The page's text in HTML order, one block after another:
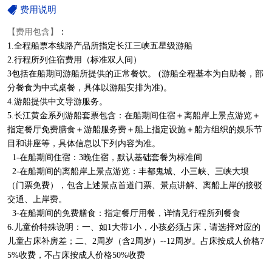
费用说明
【费用包含】
：
1.全程船票本线路产品所指定长江三峡五星级游船
2.行程所列住宿费用（标准双人间 ）
3包括在船期间游船所提供的正常餐饮。 (游船全程基本为自助餐，部
分餐食为中式桌餐，具体以游船安排为准)。
4.游船提供中文导游服务。
5.长江黄金系列游船套票包含：在船期间住宿＋离船岸上景点游览＋
指定餐厅免费膳食＋游船服务费＋船上指定设施＋船方组织的娱乐节
目和讲座等，具体信息以下列内容为准。
1-在船期间住宿：3晚住宿，默认基础套餐为标准间
2-在船期间的离船岸上景点游览：丰都鬼城、小三峡、三峡大坝
（门票免费），包含上述景点首道门票、景点讲解、离船上岸的接驳
交通、上岸费。
3-在船期间的免费膳食：指定餐厅用餐，详情见行程所列餐食
6.儿童价特殊说明：一、如1大带1小，小孩必须占床，请选择对应的
儿童占床补房差；二、2周岁（含2周岁）--12周岁。占床按成人价格7
5%收费，不占床按成人价格50%收费